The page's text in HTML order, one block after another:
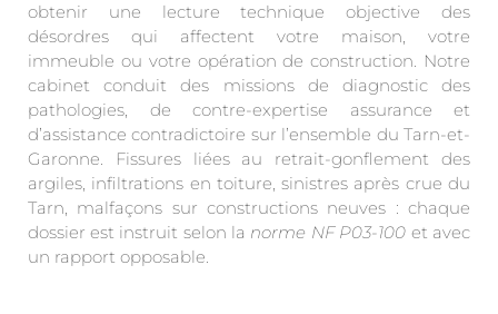
obtenir une lecture technique objective des
désordres qui affectent votre maison, votre
immeuble ou votre opération de construction. Notre
cabinet conduit des missions de diagnostic des
pathologies, de contre-expertise assurance et
d’assistance contradictoire sur l’ensemble du Tarn-et-
Garonne. Fissures liées au retrait-gonflement des
argiles, infiltrations en toiture, sinistres après crue du
Tarn, malfaçons sur constructions neuves : chaque
dossier est instruit selon la norme NF P03-100 et avec
un rapport opposable.